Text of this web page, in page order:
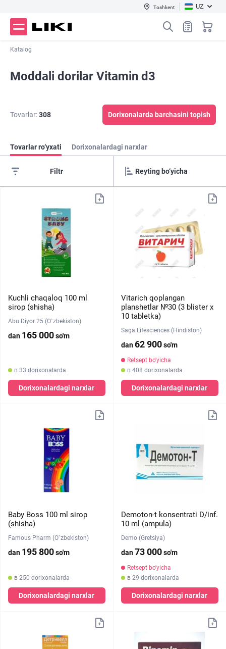
Toshkent UZ
Katalog
Moddali dorilar Vitamin d3
Tovarlar:308 Dorixonalarda barchasini topish
Tovarlar ro‘yxati Dorixonalardagi narxlar
Filtr
Kuchli chaqaloq 100 ml
sirop (shisha)
Abu Diyor 25 (O`zbekiston)
dan 165 000so'm
в 33 dorixonalarda
Dorixonalardagi narxlar
Vitarich qoplangan
planshetlar №30 (3 blister х
10 tabletka)
Saga Lifesciences (Hindiston)
dan62 900so'm
Retsept bo'yicha
в 408 dorixonalarda
Dorixonalardagi narxlar
Baby Boss 100 ml sirop
(shisha)
Famous Pharm (O`zbekiston)
dan 195 800so'm
в 250 dorixonalarda
Dorixonalardagi narxlar
Demoton-t konsentrati D/inf.
10 ml (ampula)
Demo (Gretsiya)
dan73 000so'm
Retsept bo'yicha
в 29 dorixonalarda
Dorixonalardagi narxlar